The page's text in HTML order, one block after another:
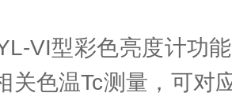
VI型彩色亮度计功
关色温Tc测量，可对